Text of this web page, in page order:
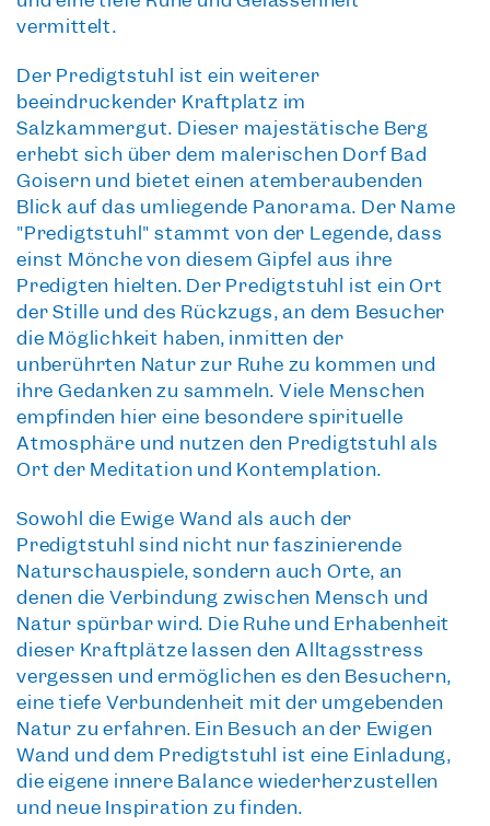
vermittelt.
Der Predigtstuhl ist ein weiterer
beeindruckender Kraftplatz im
Salzkammergut. Dieser majestätische Berg
erhebt sich über dem malerischen Dorf Bad
Goisern und bietet einen atemberaubenden
Blick auf das umliegende Panorama. Der Name
"Predigtstuhl" stammt von der Legende, dass
einst Mönche von diesem Gipfel aus ihre
Predigten hielten. Der Predigtstuhl ist ein Ort
der Stille und des Rückzugs, an dem Besucher
die Möglichkeit haben, inmitten der
unberührten Natur zur Ruhe zu kommen und
ihre Gedanken zu sammeln. Viele Menschen
empfinden hier eine besondere spirituelle
Atmosphäre und nutzen den Predigtstuhl als
Ort der Meditation und Kontemplation.
Sowohl die Ewige Wand als auch der
Predigtstuhl sind nicht nur faszinierende
Naturschauspiele, sondern auch Orte, an
denen die Verbindung zwischen Mensch und
Natur spürbar wird. Die Ruhe und Erhabenheit
dieser Kraftplätze lassen den Alltagsstress
vergessen und ermöglichen es den Besuchern,
eine tiefe Verbundenheit mit der umgebenden
Natur zu erfahren. Ein Besuch an der Ewigen
Wand und dem Predigtstuhl ist eine Einladung,
die eigene innere Balance wiederherzustellen
und neue Inspiration zu finden.